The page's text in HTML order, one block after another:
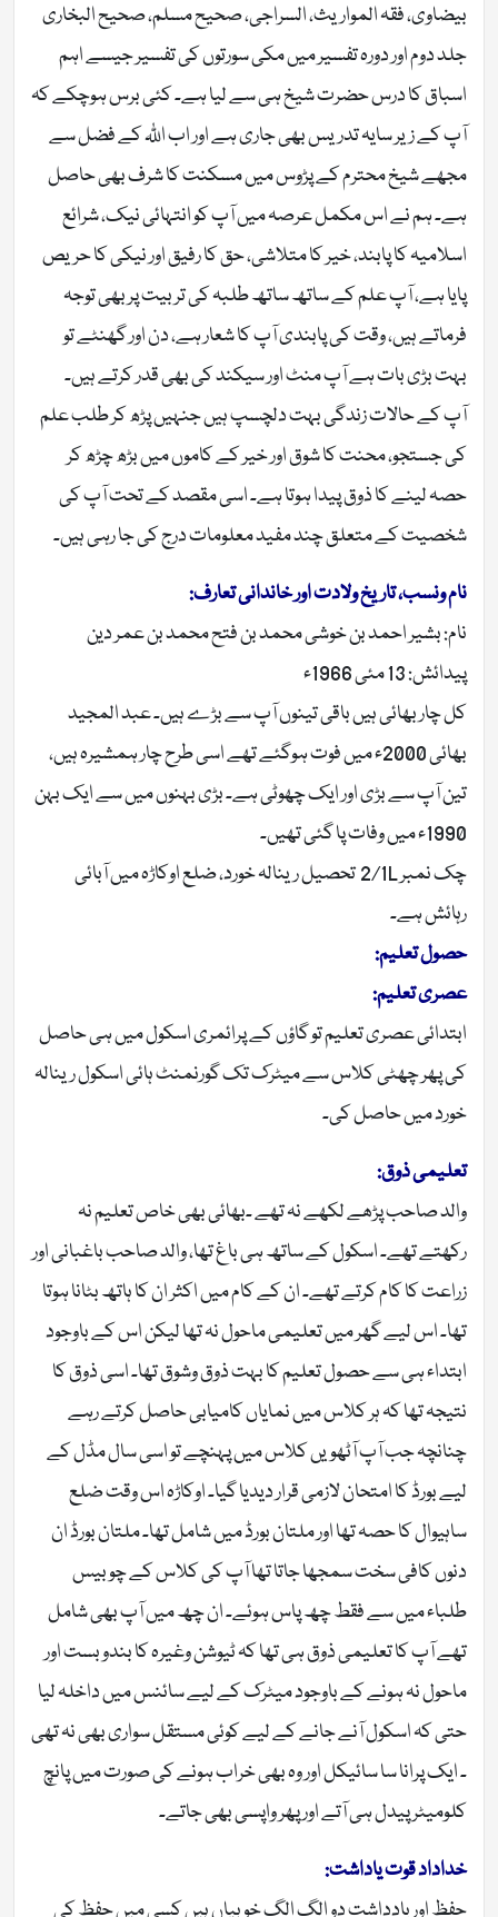
بیضاوی، فقہ المواریث، السراجی، صحیح مسلم، صحیح البخاری
جلد دوم اور دورہ تفسیر میں مکی سورتوں کی تفسیر جیسے اہم
اسباق کا درس حضرت شیخ ہی سے لیا ہے۔ کئی برس ہوچکے کہ
آپ کے زیر سایہ تدریس بھی جاری ہے اور اب اللّٰہ کے فضل سے
مجھے شیخ محترم کے پڑوس میں مسکنت کا شرف بھی حاصل
ہے۔ ہم نے اس مکمل عرصہ میں آپ کو انتہائی نیک، شرائع
اسلامیہ کا پابند، خیر کا متلاشی، حق کا رفیق اور نیکی کا حریص
پایا ہے، آپ علم کے ساتھ ساتھ طلبہ کی تربیت پر بھی توجہ
فرماتے ہیں، وقت کی پابندی آپ کا شعار ہے، دن اور گھنٹے تو
بہت بڑی بات ہے آپ منٹ اور سیکند کی بھی قدر کرتے ہیں۔
آپ کے حالات زندگی بہت دلچسپ ہیں جنہیں پڑھ کر طلب علم
کی جستجو، محنت کا شوق اور خیر کے کاموں میں بڑھ چڑھ کر
حصہ لینے کا ذوق پیدا ہوتا ہے۔ اسی مقصد کے تحت آپ کی
شخصیت کے متعلق چند مفید معلومات درج کی جا رہی ہیں۔
نام ونسب، تاریخ ولادت اور خاندانی تعارف:
نام: بشیر احمد بن خوشی محمد بن فتح محمد بن عمر دین
پیدائش: 13 مئی 1966ء
کل چار بھائی ہیں باقی تینوں آپ سے بڑے ہیں۔ عبد المجید
بھائی 2000ء میں فوت ہوگئے تھے اسی طرح چار ہمشیرہ ہیں،
تین آپ سے بڑی اور ایک چھوٹی ہے۔ بڑی بہنوں میں سے ایک بہن
1990ء میں وفات پا گئی تھیں۔
چک نمبر 2/1L تحصیل رینالہ خورد، ضلع اوکاڑہ میں آبائی
رہائش ہے۔
حصول تعلیم:
عصری تعلیم:
ابتدائی عصری تعلیم تو گاؤں کے پرائمری اسکول میں ہی حاصل
کی پھر چھٹی کلاس سے میٹرک تک گورنمنٹ ہائی اسکول رینالہ
خورد میں حاصل کی۔
تعلیمی ذوق:
والد صاحب پڑھے لکھے نہ تھے ۔بھائی بھی خاص تعلیم نہ
رکھتے تھے۔ اسکول کے ساتھ ہی باغ تھا، والد صاحب باغبانی اور
زراعت کا کام کرتے تھے۔ ان کے کام میں اکثر ان کا ہاتھ بٹانا ہوتا
تھا۔ اس لیے گھر میں تعلیمی ماحول نہ تھا لیکن اس کے باوجود
ابتداء ہی سے حصول تعلیم کا بہت ذوق وشوق تھا۔ اسی ذوق کا
نتیجہ تھا کہ ہر کلاس میں نمایاں کامیابی حاصل کرتے رہے
چنانچہ جب آپ آٹھویں کلاس میں پہنچے تو اسی سال مڈل کے
لیے بورڈ کا امتحان لازمی قرار دیدیا گیا۔ اوکاڑہ اس وقت ضلع
ساہیوال کا حصہ تھا اور ملتان بورڈ میں شامل تھا۔ ملتان بورڈ ان
دنوں کافی سخت سمجھا جاتا تھا آپ کی کلاس کے چوبیس
طلباء میں سے فقط چھ پاس ہوئے۔ ان چھ میں آپ بھی شامل
تھے آپ کا تعلیمی ذوق ہی تھا کہ ٹیوشن وغیرہ کا بندوبست اور
ماحول نہ ہونے کے باوجود میٹرک کے لیے سائنس میں داخلہ لیا
حتی کہ اسکول آنے جانے کے لیے کوئی مستقل سواری بھی نہ تھی
۔ ایک پرانا سا سائیکل اور وہ بھی خراب ہونے کی صورت میں پانچ
کلومیٹر پیدل ہی آتے اور پھر واپسی بھی جاتے۔
خداداد قوت یاداشت: